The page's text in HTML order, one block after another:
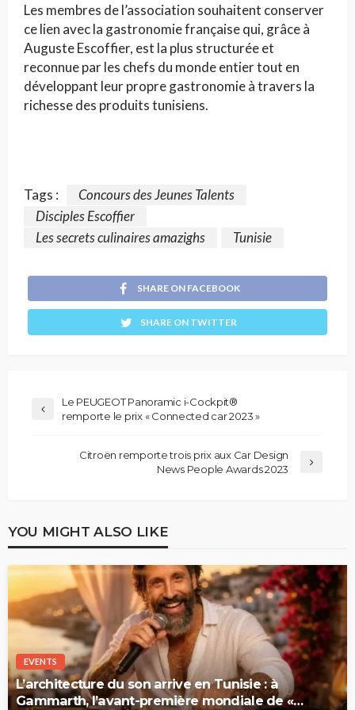
Les membres de l’association souhaitent conserver
ce lien avec la gastronomie française qui, grâce à
Auguste Escoffier, est la plus structurée et
reconnue par les chefs du monde entier tout en
développant leur propre gastronomie à travers la
richesse des produits tunisiens.
Tags :
Concours des Jeunes Talents
Disciples Escoffier
Les secrets culinaires amazighs
Tunisie
SHARE ON FACEBOOK
SHARE ON TWITTER
Le PEUGEOT Panoramic i-Cockpit®
remporte le prix « Connected car 2023 »
Citroën remporte trois prix aux Car Design
News People Awards 2023
YOU MIGHT ALSO LIKE
EVENTS
L’architecture du son arrive en Tunisie : à
Gammarth, l’avant-première mondiale de «